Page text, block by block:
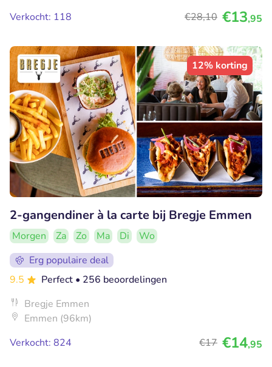
Verkocht: 118
€28,10 €13,95
12% korting
2-gangendiner à la carte bij Bregje Emmen
Morgen Za Zo Ma Di
Wo
Erg populaire deal
9.5
Perfect • 256 beoordelingen
Bregje Emmen
Emmen (96km)
Verkocht: 824
€17 €14,95